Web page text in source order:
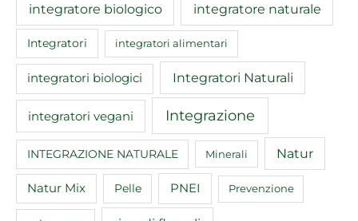
integratore biologico integratore naturale
Integratori integratori alimentari
integratori biologici Integratori Naturali
integratori vegani Integrazione
INTEGRAZIONE NATURALE Minerali Natur
Natur Mix Pelle PNEI Prevenzione